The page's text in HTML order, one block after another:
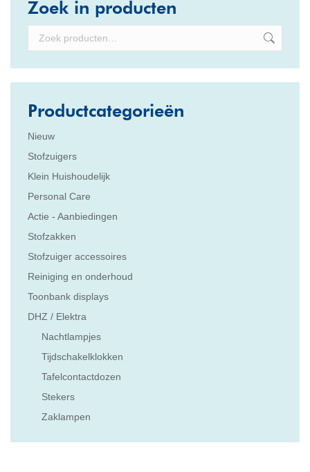
Zoek in producten
Productcategorieën
Nieuw
Stofzuigers
Klein Huishoudelijk
Personal Care
Actie - Aanbiedingen
Stofzakken
Stofzuiger accessoires
Reiniging en onderhoud
Toonbank displays
DHZ / Elektra
Nachtlampjes
Tijdschakelklokken
Tafelcontactdozen
Stekers
Zaklampen